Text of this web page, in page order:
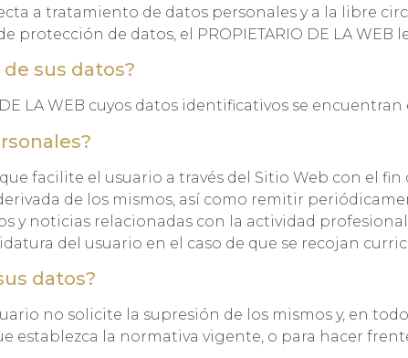
a tratamiento de datos personales y a la libre
de datos, el PROPIETARIO DE LA WEB
sus datos?
LA WEB cuyos datos identificativos se encuentran
facilite el usuario a través del Sitio Web con el
de los mismos, así como remitir
y noticias relacionadas con la actividad profesional
del usuario en el caso de que se recojan
datos?
no solicite la supresión de los mismos y, en
establezca la normativa vigente, o para hacer